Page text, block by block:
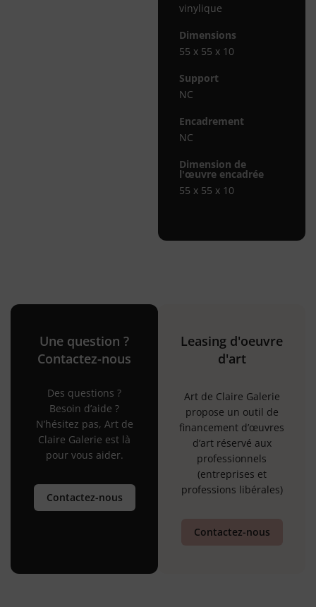
vinylique
Dimensions
55 x 55 x 10
Support
NC
Encadrement
NC
Dimension de
l'œuvre encadrée
55 x 55 x 10
Une question ?
Contactez-nous
Des questions ?
Besoin d’aide ?
N’hésitez pas, Art de
Claire Galerie est là
pour vous aider.
Contactez-nous
Leasing d'oeuvre
d'art
Art de Claire Galerie
propose un outil de
financement d’œuvres
d’art réservé aux
professionnels
(entreprises et
professions libérales)
Contactez-nous